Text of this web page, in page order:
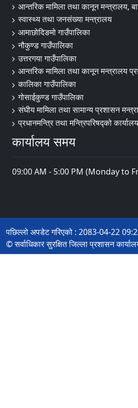
आन्तरिक मामिला तथा कानून मन्त्रालय,
स्वास्थ्य तथा जनसंख्या मन्त्रालय
आमाछोदिङमो गाउँपालिका
नौकुण्ड गाउँपालिका
उत्तरगया गाउँपालिका
आन्तरिक मामिला तथा कानून मन्त्रालय
कालिका गाउँपालिका
गोसाईकुण्ड गाउँपालिका
संघीय मामिला तथा सामान्य प्रशासन
प्रधानमन्त्रि तथा मन्त्रिपरिषद्को कार्यालय
कार्यालय समय
09:00 AM - 5:00 PM (Monday to
पछिल्लो अपडेट गरिएको : 2083-04-22
© सर्वाधिकार सुरक्षित जिल्ला प्रशासन